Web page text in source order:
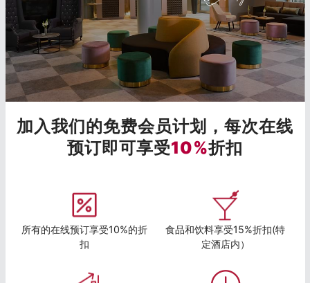
加入我们的免费会员计划，每次在线
预订即可享受10%折扣
所有的在线预订享受10%的折
扣
食品和饮料享受15%折扣(特
定酒店内）